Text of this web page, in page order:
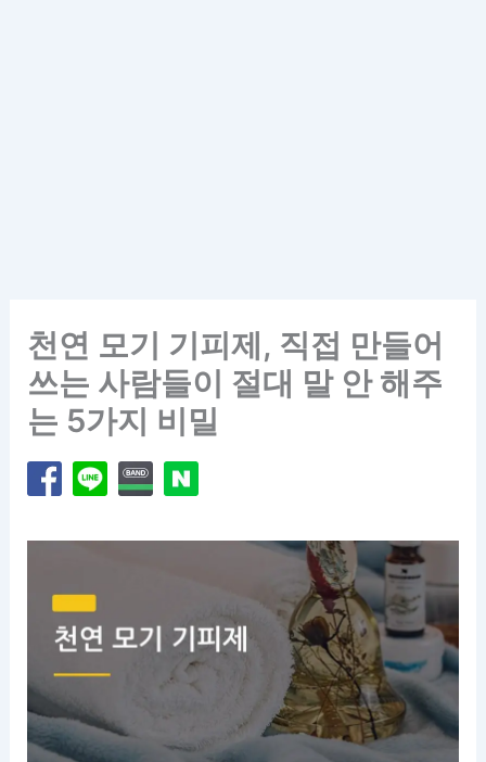
천연 모기 기피제, 직접 만들어
쓰는 사람들이 절대 말 안 해주
는 5가지 비밀